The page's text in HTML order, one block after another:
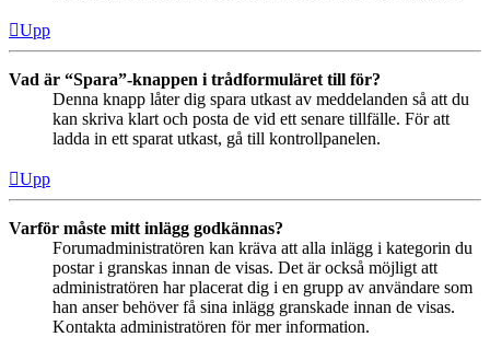
Upp
Vad är “Spara”-knappen i trådformuläret till för?
Denna knapp låter dig spara utkast av meddelanden så att du
kan skriva klart och posta de vid ett senare tillfälle. För att
ladda in ett sparat utkast, gå till kontrollpanelen.
Upp
Varför måste mitt inlägg godkännas?
Forumadministratören kan kräva att alla inlägg i kategorin du
postar i granskas innan de visas. Det är också möjligt att
administratören har placerat dig i en grupp av användare som
han anser behöver få sina inlägg granskade innan de visas.
Kontakta administratören för mer information.